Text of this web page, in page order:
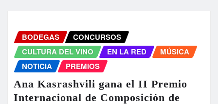
BODEGAS
CONCURSOS
CULTURA DEL VINO
EN LA RED
MÚSICA
NOTICIA
PREMIOS
Ana Kasrashvili gana el II Premio
Internacional de Composición de